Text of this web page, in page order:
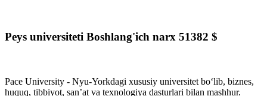
Peys universiteti Boshlang'ich narx 51382 $
Pace University - Nyu-Yorkdagi xususiy universitet bo‘lib, biznes,
huquq, tibbiyot, san’at va texnologiya dasturlari bilan mashhur.